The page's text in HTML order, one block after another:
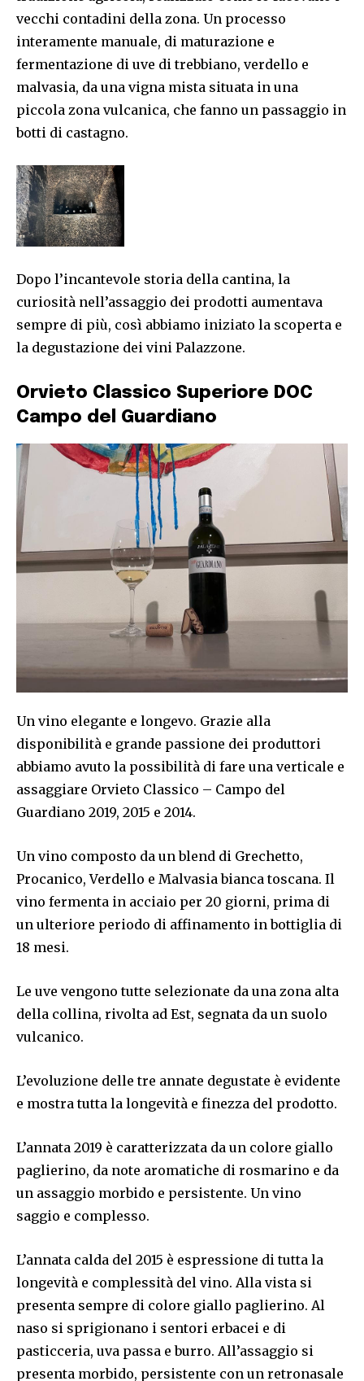
vecchi contadini della zona. Un processo
interamente manuale, di maturazione e
fermentazione di uve di trebbiano, verdello e
malvasia, da una vigna mista situata in una
piccola zona vulcanica, che fanno un passaggio in
botti di castagno.
Dopo l’incantevole storia della cantina, la
curiosità nell’assaggio dei prodotti aumentava
sempre di più, così abbiamo iniziato la scoperta e
la degustazione dei vini Palazzone.
Orvieto Classico Superiore DOC
Campo del Guardiano
Un vino elegante e longevo. Grazie alla
disponibilità e grande passione dei produttori
abbiamo avuto la possibilità di fare una verticale e
assaggiare Orvieto Classico – Campo del
Guardiano 2019, 2015 e 2014.
Un vino composto da un blend di Grechetto,
Procanico, Verdello e Malvasia bianca toscana. Il
vino fermenta in acciaio per 20 giorni, prima di
un ulteriore periodo di affinamento in bottiglia di
18 mesi.
Le uve vengono tutte selezionate da una zona alta
della collina, rivolta ad Est, segnata da un suolo
vulcanico.
L’evoluzione delle tre annate degustate è evidente
e mostra tutta la longevità e finezza del prodotto.
L’annata 2019 è caratterizzata da un colore giallo
paglierino, da note aromatiche di rosmarino e da
un assaggio morbido e persistente. Un vino
saggio e complesso.
L’annata calda del 2015 è espressione di tutta la
longevità e complessità del vino. Alla vista si
presenta sempre di colore giallo paglierino. Al
naso si sprigionano i sentori erbacei e di
pasticceria, uva passa e burro. All’assaggio si
presenta morbido, persistente con un retronasale